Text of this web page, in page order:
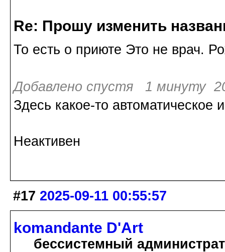
Re: Прошу изменить
То есть о приюте Это не врач.
Добавлено спустя 1 минуту
Здесь какое-то автоматическое
Неактивен
#17 2025-09-11 00:55:57
komandante D'Art
бессистемный